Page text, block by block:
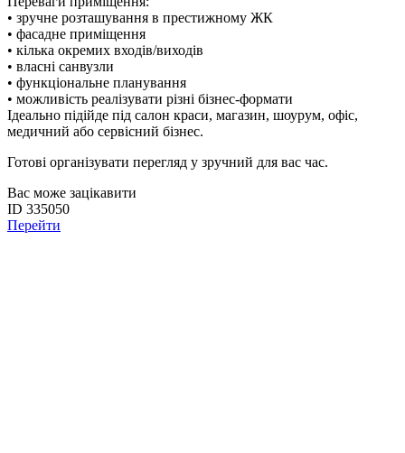
• зручне розташування в престижному ЖК
• фасадне приміщення
• кілька окремих входів/виходів
• власні санвузли
• функціональне планування
• можливість реалізувати різні бізнес-формати
Ідеально підійде під салон краси, магазин, шоурум, офіс,
медичний або сервісний бізнес.
Готові організувати перегляд у зручний для вас час.
Вас може зацікавити
ID 335050
Перейти